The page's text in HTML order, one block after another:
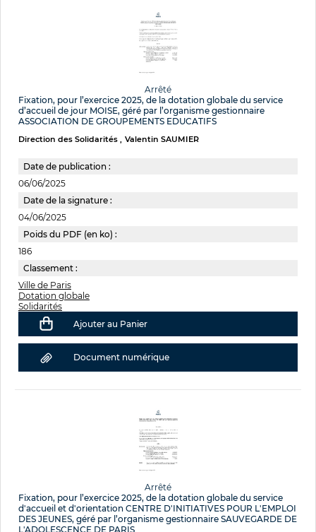
Arrêté
Fixation, pour l’exercice 2025, de la dotation globale du service
d’accueil de jour MOISE, géré par l’organisme gestionnaire
ASSOCIATION DE GROUPEMENTS EDUCATIFS
Direction des Solidarités Valentin SAUMIER
Date de publication :
06/06/2025
Date de la signature :
04/06/2025
Poids du PDF (en ko) :
186
Classement :
Ville de Paris
Dotation globale
Solidarités
Ajouter au Panier
Document numérique
Arrêté
Fixation, pour l’exercice 2025, de la dotation globale du service
d'accueil et d'orientation CENTRE D'INITIATIVES POUR L'EMPLOI
DES JEUNES, géré par l’organisme gestionnaire SAUVEGARDE DE
L'ADOLESCENCE DE PARIS